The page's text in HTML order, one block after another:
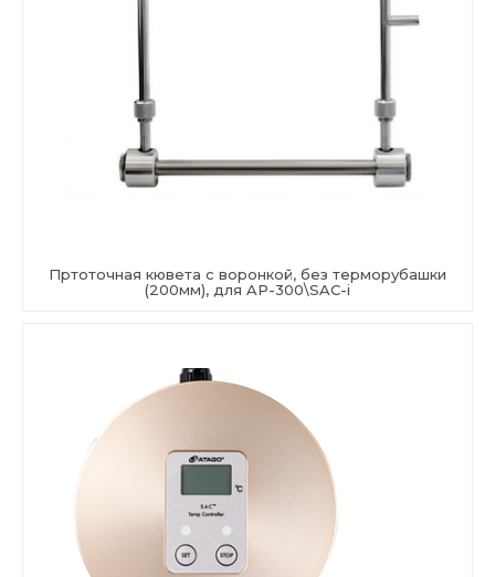
Пртоточная кювета с воронкой, без терморубашки
(200мм), для AP-300\SAC-i